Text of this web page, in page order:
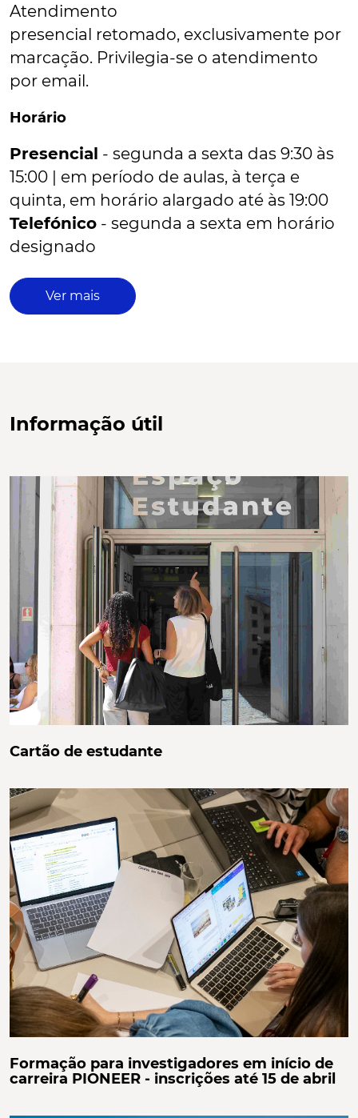
Atendimento
presencial retomado, exclusivamente por
marcação. Privilegia-se o atendimento
por email.
Horário
Presencial - segunda a sexta das 9:30 às
15:00 | em período de aulas, à terça e
quinta, em horário alargado até às 19:00
Telefónico - segunda a sexta em horário
designado
Ver mais
Informação útil
Cartão de estudante
Formação para investigadores em início de
carreira PIONEER - inscrições até 15 de abril